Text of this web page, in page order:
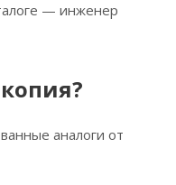
— инженер
аналоги от